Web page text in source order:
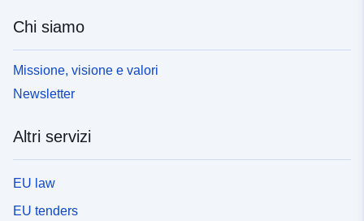
Chi siamo
Missione, visione e valori
Newsletter
Altri servizi
EU law
EU tenders